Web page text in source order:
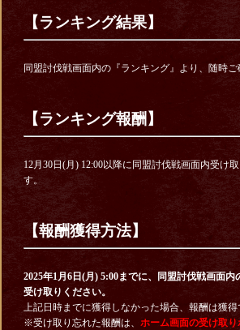
【ランキング結果】
同盟討伐戦画面内の『ランキング』より、随時ご
【ランキング報酬】
12月30日(月) 12:00以降に同盟討伐戦画面内受け
す。
【報酬獲得方法】
2025年1月6日(月) 5:00までに、同盟討伐戦画面
受け取りください。
上記日時までに獲得しなかった場合、報酬は獲得
※受け取り忘れた報酬は、 ホーム画面の受け取